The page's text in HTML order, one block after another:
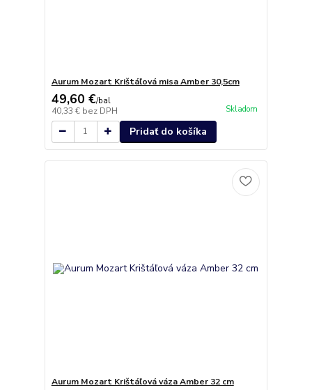
Aurum Mozart Krištáľová misa Amber 30,5cm
49,60 €/bal
40,33 € bez DPH Skladom
Pridať do košíka
Aurum Mozart Krištáľová váza Amber 32 cm